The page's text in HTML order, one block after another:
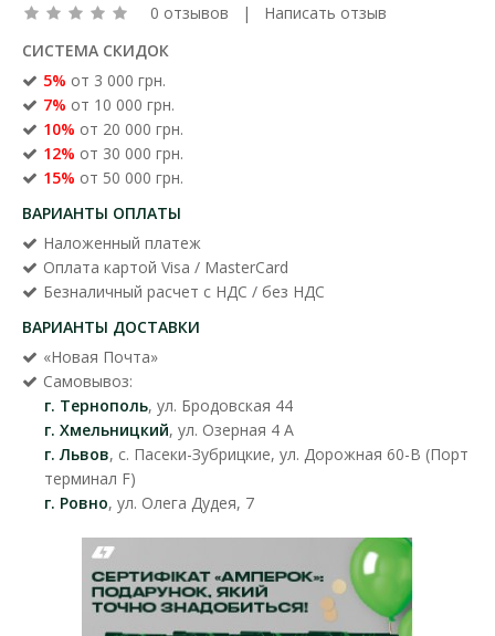
0 отзывов | Написать отзыв
СИСТЕМА СКИДОК
5% от 3 000 грн.
7% от 10 000 грн.
10% от 20 000 грн.
12% от 30 000 грн.
15% от 50 000 грн.
ВАРИАНТЫ ОПЛАТЫ
Наложенный платеж
Оплата картой Visa / MasterCard
Безналичный расчет с НДС / без НДС
ВАРИАНТЫ ДОСТАВКИ
«Новая Почта»
Самовывоз:
г. Тернополь, ул. Бродовская 44
г. Хмельницкий, ул. Озерная 4 А
г. Львов, с. Пасеки-Зубрицкие, ул. Дорожная 60-В (Порт
терминал F)
г. Ровно, ул. Олега Дудея, 7